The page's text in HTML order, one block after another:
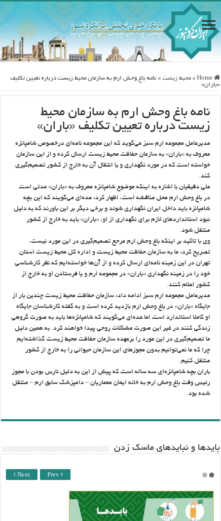
Home
» محيط زيست » نامه باغ وحش ارم به سازمان محیط زیست درباره تعیین تکلیف
«باران»
نامه باغ وحش ارم به سازمان محیط
زیست درباره تعیین تکلیف «باران»
مدیرعامل مجموعه ارم سبز می‌گوید که این مجموعه نامه‌ای درخصوص شامپانزه
معروف به «باران» به سازمان حفاظت محیط زیست ارسال کرده و از این سازمان
خواسته است که در مورد نگهداری و یا انتقال آن به خارج از کشور تصمیم‌گیری
کند.
علی دقیقیان با اشاره به اینکه موضوع شامپانزه معروف به «باران» مدتی است
در باغ وحش ارم محل مناقشه است، اظهار کرد: عده‌ای می‌گویند که این بچه
شامپانزه باید داخل ایران نگهداری شوند و برخی دیگر بر این باورند که به دلیل
نبود استانداردهای لازم برای نگهداری از او، «باران» باید به خارج از کشور
منتقل شود.
وی با تاکید بر اینکه باغ وحش ارم مرجع تصمیم‌گیری در این مورد نیست،
تصریح کرد: ما به سازمان حفاظت محیط زیست و اداره کل محیط زیست استان
تهران در این زمینه نامه‌ای ارسال کرده‌ و از آن‌ها خواسته‌ایم که نظر کارشناسی
خود را در زمینه نگهداری «باران» در مجموعه ارم و یا فرستادن او به خارج از
کشور اعلام کنند.
مدیرعامل مجموعه ارم سبز ادامه داد: سازمان حفاظت محیط زیست چندین بار از
جایگاه «باران» در باغ وحش ارم بازدید کرده است و به گفته کارشناسان جایگاه
او کاملا استاندارد است اما عده‌ای می‌گویند که شامپانزه‌ها باید به صورت گروهی
زندگی کنند در غیر این صورت مشکلات روحی پیدا خواهند کرد. به همین دلیل
ما تصمیم‌گیری در این مورد را برعهده سازمان حفاظت محیط زیست گذاشته‌ایم
چرا که ما نمی‌توانیم بدون مجوزهای این سازمان حیوانی را به خارج از کشور
منتقل کنیم.
باران بچه شامپانزه‌ای سه ساله است که پیش از این به دلیل نارس بودن با مجوز
رئیس وقت باغ ‌وحش ارم به خانه ایمان معماریان – دامپزشک سابق ارم – منتقل
شده بود.
باید‌ها و نبایدهای ماسک زدن
Next Prev